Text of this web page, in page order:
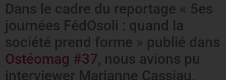
Dans le cadre du reportage « 5es
journées FédOsoli : quand la
société prend forme » publié dans
Ostéomag #37, nous avions pu
interviewer Marianne Cassiau,